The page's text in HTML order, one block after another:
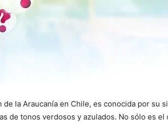
de la Araucanía en Chile, es conocida por su
de tonos verdosos y azulados. No sólo es el